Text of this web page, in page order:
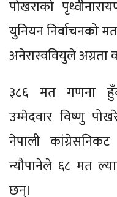
पोखराको
युनियन निर्वाचनको
अनेरास्ववियुले
३८६ मत गणना
उम्मेदवार विष्णु
नेपाली
न्यौपानेले ६८ मत
छन्।